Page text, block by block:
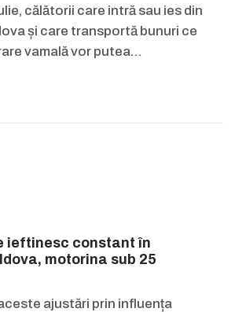
călătorii care intră sau ies din
și care transportă bunuri ce
vamală vor putea…
ieftinesc constant în
motorina sub 25
ajustări prin influența